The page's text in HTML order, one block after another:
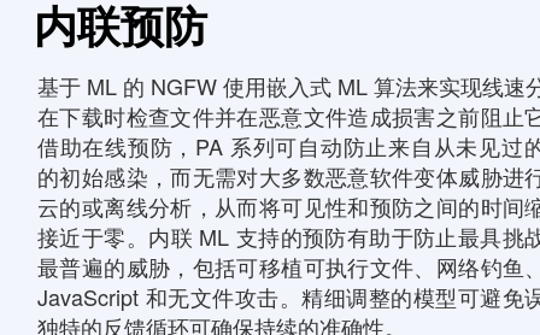
内联预防
基于 ML 的 NGFW 使用嵌入式 ML 算法来实现线速
在下载时检查文件并在恶意文件造成损害之前阻止
借助在线预防，PA 系列可自动防止来自从未见过
的初始感染，而无需对大多数恶意软件变体威胁进
云的或离线分析，从而将可见性和预防之间的时间
接近于零。内联 ML 支持的预防有助于防止最具挑
最普遍的威胁，包括可移植可执行文件、网络钓鱼
JavaScript 和无文件攻击。精细调整的模型可避免
独特的反馈循环可确保持续的准确性。